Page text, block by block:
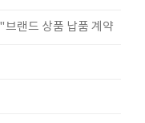
랜드 상품 납품 계약